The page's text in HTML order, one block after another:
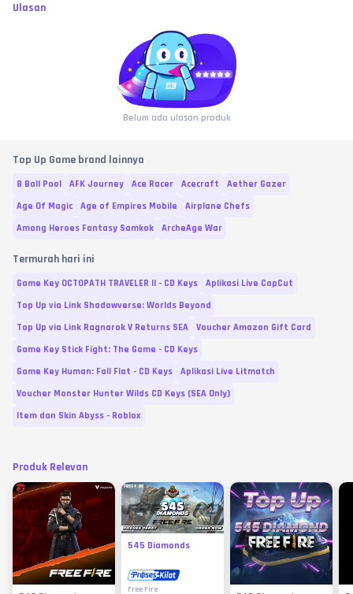
Ulasan
Belum ada ulasan produk
Top Up Game brand lainnya
8 Ball Pool AFK Journey Ace Racer Acecraft
Aether Gazer
Age Of Magic
Age of Empires Mobile
Airplane Chefs
Among Heroes Fantasy Samkok
ArcheAge War
Termurah hari ini
Game Key OCTOPATH TRAVELER II - CD Keys
Aplikasi Live CapCut
Top Up via Link Shadowverse: Worlds Beyond
Top Up via Link Ragnarok V Returns SEA
Voucher Amazon Gift Card
Game Key Stick Fight: The Game - CD Keys
Game Key Human: Fall Flat - CD Keys
Aplikasi Live Litmatch
Voucher Monster Hunter Wilds CD Keys (SEA Only)
Item dan Skin Abyss - Roblox
Produk Relevan
545 Diamonds
Free Fire